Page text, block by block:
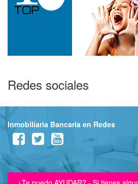
Redes sociales
Inmobiliaria Bancaria en Redes